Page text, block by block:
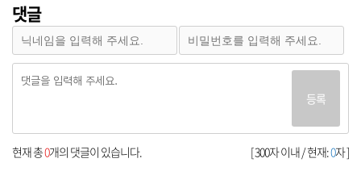
댓글
등록
[ 300자 이내 / 현재:0자 ]
현재 총0개의 댓글이 있습니다.